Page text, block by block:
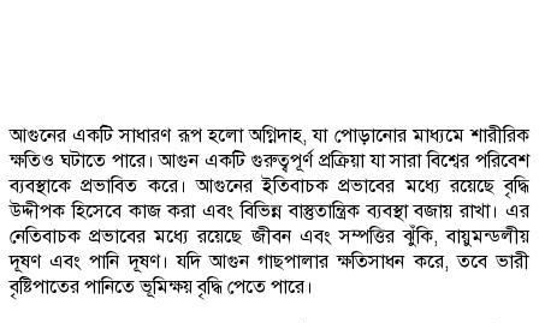
আগুনের একটি সাধারণ রূপ হলো অগ্নিদাহ, যা পোড়ানোর মাধ্যমে শারীরিক
ক্ষতিও ঘটাতে পারে। আগুন একটি গুরুত্বপূর্ণ প্রক্রিয়া যা সারা বিশ্বের পরিবেশ
ব্যবস্থাকে প্রভাবিত করে। আগুনের ইতিবাচক প্রভাবের মধ্যে রয়েছে বৃদ্ধি
উদ্দীপক হিসেবে কাজ করা এবং বিভিন্ন বাস্তুতান্ত্রিক ব্যবস্থা বজায় রাখা। এর
নেতিবাচক প্রভাবের মধ্যে রয়েছে জীবন এবং সম্পত্তির ঝুঁকি, বায়ুমন্ডলীয়
দূষণ এবং পানি দূষণ। যদি আগুন গাছপালার ক্ষতিসাধন করে, তবে ভারী
বৃষ্টিপাতের পানিতে ভূমিক্ষয় বৃদ্ধি পেতে পারে।